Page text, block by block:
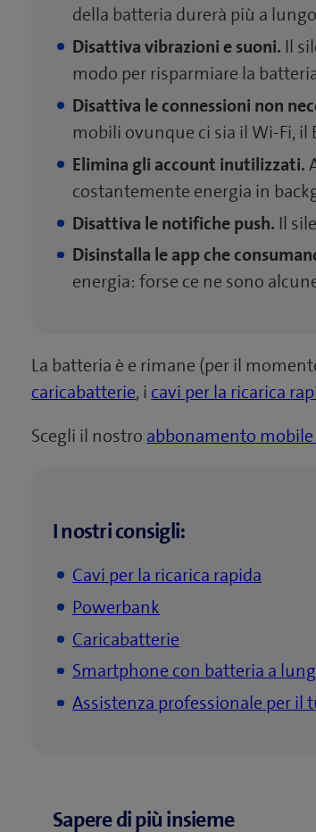
della batteria durerà più a
Disattiva vibrazioni e suoni. Il
modo per risparmiare la
Disattiva le connessioni non
mobili ovunque ci sia il Wi-Fi, il
Elimina gli account inutilizzati.
costantemente energia in
Disattiva le notifiche push. Il
Disinstalla le app che
energia: forse ce ne sono
La batteria è e rimane (per il
caricabatterie, i cavi per la ricarica
Scegli il nostro abbonamento
I nostri consigli:
Cavi per la ricarica rapida
Powerbank
Caricabatterie
Smartphone con batteria a
Assistenza professionale per il
Sapere di più insieme